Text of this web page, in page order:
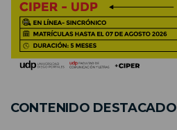
CONTENIDO DESTACADO